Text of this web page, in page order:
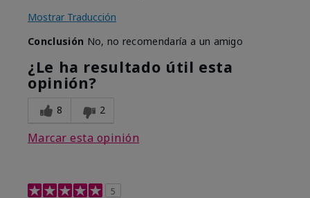
Mostrar Traducción
Conclusión No, no recomendaría a un amigo
¿Le ha resultado útil esta
opinión?
8 2
Marcar esta opinión
5